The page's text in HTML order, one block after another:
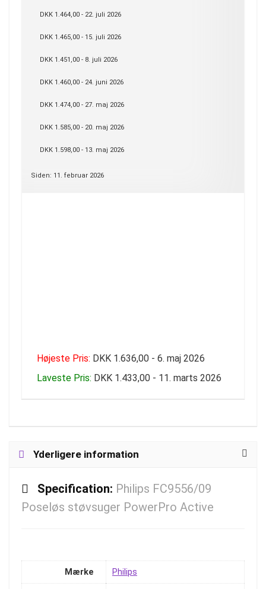
DKK 1.464,00 - 22. juli 2026
DKK 1.465,00 - 15. juli 2026
DKK 1.451,00 - 8. juli 2026
DKK 1.460,00 - 24. juni 2026
DKK 1.474,00 - 27. maj 2026
DKK 1.585,00 - 20. maj 2026
DKK 1.598,00 - 13. maj 2026
Siden: 11. februar 2026
Højeste Pris: DKK 1.636,00 - 6. maj 2026
Laveste Pris: DKK 1.433,00 - 11. marts 2026
Yderligere information
Specification: Philips FC9556/09
Poseløs støvsuger PowerPro Active
Mærke Philips